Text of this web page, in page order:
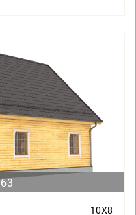
10Х8